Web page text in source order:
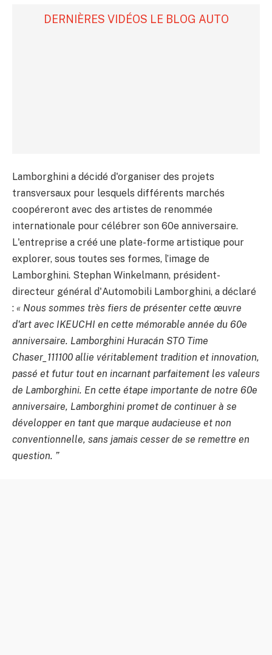
DERNIÈRES VIDÉOS LE BLOG AUTO
Lamborghini a décidé d'organiser des projets
transversaux pour lesquels différents marchés
coopéreront avec des artistes de renommée
internationale pour célébrer son 60e anniversaire.
L'entreprise a créé une plate-forme artistique pour
explorer, sous toutes ses formes, l’image de
Lamborghini. Stephan Winkelmann, président-
directeur général d'Automobili Lamborghini, a déclaré
: « Nous sommes très fiers de présenter cette œuvre
d'art avec IKEUCHI en cette mémorable année du 60e
anniversaire. Lamborghini Huracán STO Time
Chaser_111100 allie véritablement tradition et innovation,
passé et futur tout en incarnant parfaitement les valeurs
de Lamborghini. En cette étape importante de notre 60e
anniversaire, Lamborghini promet de continuer à se
développer en tant que marque audacieuse et non
conventionnelle, sans jamais cesser de se remettre en
question. ”